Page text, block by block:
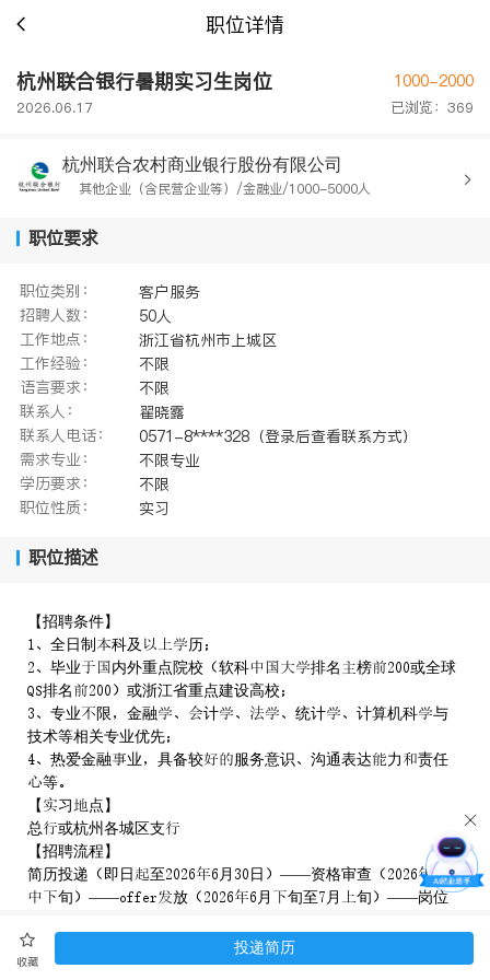
职位详情
杭州联合银行暑期实习生岗位 1000-2000
2026.06.17 已浏览：369
杭州联合农村商业银行股份有限公司
其他企业（含民营企业等）/金融业/1000-5000人
职位要求
职位类别：
客户服务
招聘人数：
50人
工作地点：
浙江省杭州市上城区
工作经验：
不限
语言要求：
不限
联系人：
翟晓露
联系人电话：
0571-8****328（登录后查看联系方式）
需求专业：
不限专业
学历要求：
不限
职位性质：
实习
职位描述
【招聘条件】
全日制科及历
毕业内外重点院校软科排名榜或全球
排名或浙江省重点建设高校
专业限金融计统计计算机科与
技术等相关专业优先
热爱金融业具备较服务意识沟通表达力责任
等
【习点】
总或杭州各城区支
【招聘流程】
简历投递即日至月日——资格审查月
旬——放月旬至月旬——岗位
车”放月旬具体间通知准
【温馨提示】
收藏
投递简历